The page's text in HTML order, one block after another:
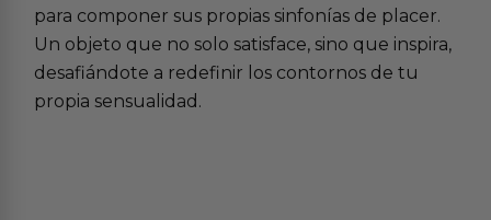
para componer sus propias sinfonías de placer.
Un objeto que no solo satisface, sino que inspira,
desafiándote a redefinir los contornos de tu
propia sensualidad.